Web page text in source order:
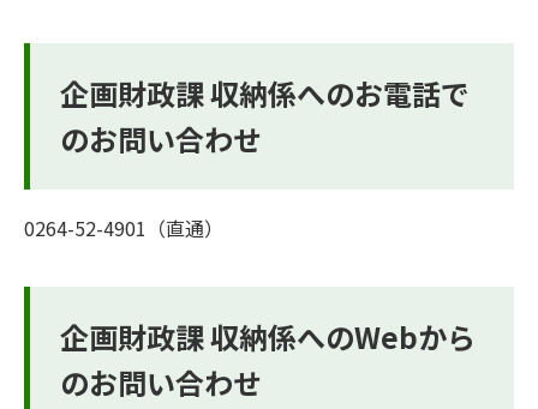
企画財政課 収納係へのお電話で
のお問い合わせ
0264-52-4901（直通）
企画財政課 収納係へのWebから
のお問い合わせ